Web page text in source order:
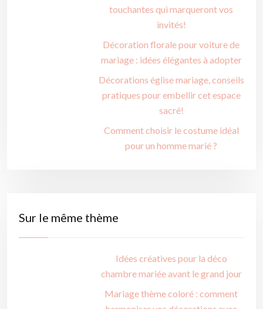
touchantes qui marqueront vos
invités!
Décoration florale pour voiture de
mariage : idées élégantes à adopter
Décorations église mariage, conseils
pratiques pour embellir cet espace
sacré!
Comment choisir le costume idéal
pour un homme marié ?
Sur le même thème
Idées créatives pour la déco
chambre mariée avant le grand jour
Mariage thème coloré : comment